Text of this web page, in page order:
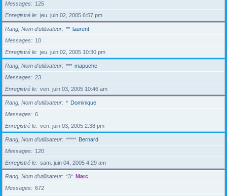
Messages
125
Enregistré le
jeu. juin 02, 2005 6:57 pm
Rang, Nom d’utilisateur ** laurent
Messages
10
Enregistré le
jeu. juin 02, 2005 10:30 pm
Rang, Nom d’utilisateur *** mapuche
Messages
23
Enregistré le
ven. juin 03, 2005 10:46 am
Rang, Nom d’utilisateur * Dominique
Messages
6
Enregistré le
ven. juin 03, 2005 2:38 pm
Rang, Nom d’utilisateur ***** Bernard
Messages
120
Enregistré le
sam. juin 04, 2005 4:29 am
Rang, Nom d’utilisateur *3* Marc
Messages
672